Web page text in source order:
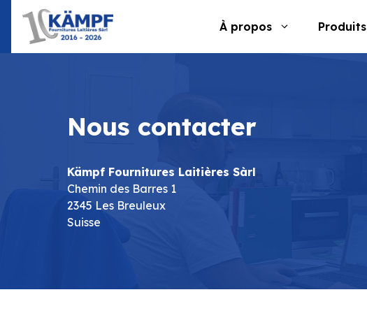
contenu
À propos Produits
Nous contacter
Kämpf Fournitures Laitières Sàrl
Chemin des Barres 1
2345 Les Breuleux
Suisse